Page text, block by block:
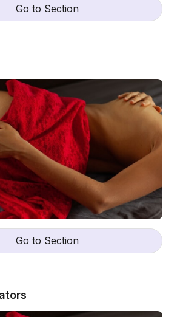
Go to Section
Go to Section